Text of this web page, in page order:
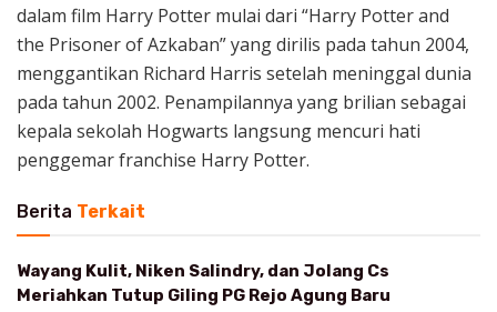
dalam film Harry Potter mulai dari “Harry Potter and
the Prisoner of Azkaban” yang dirilis pada tahun 2004,
menggantikan Richard Harris setelah meninggal dunia
pada tahun 2002. Penampilannya yang brilian sebagai
kepala sekolah Hogwarts langsung mencuri hati
penggemar franchise Harry Potter.
Berita Terkait
Wayang Kulit, Niken Salindry, dan Jolang Cs
Meriahkan Tutup Giling PG Rejo Agung Baru